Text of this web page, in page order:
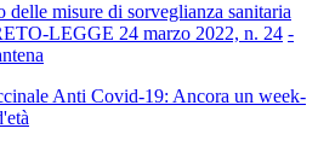
misure di sorveglianza sanitaria
LEGGE 24 marzo 2022, n. 24 -
Anti Covid-19: Ancora un week-